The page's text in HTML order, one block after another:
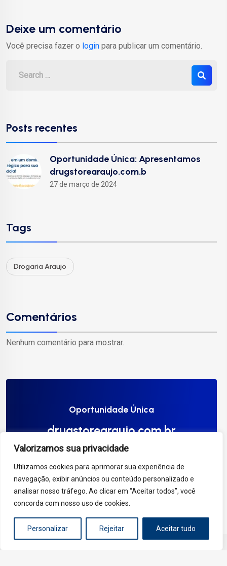
Valorizamos sua privacidade
Utilizamos cookies para aprimorar sua experiência de
navegação, exibir anúncios ou conteúdo personalizado e
analisar nosso tráfego. Ao clicar em “Aceitar todos”, você
concorda com nosso uso de cookies.
Personalizar Rejeitar Aceitar tudo
Deixe um comentário
Você precisa fazer o login para publicar um comentário.
Posts recentes
Oportunidade Única: Apresentamos
drugstorearaujo.com.b
27 de março de 2024
Tags
Drogaria Araujo
Comentários
Nenhum comentário para mostrar.
Oportunidade Única
drugstorearaujo.com.br
Compre Agora